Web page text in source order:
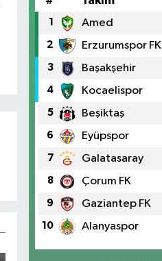
1 Amed
2 Erzurumspor FK
3 Başakşehir
4 Kocaelispor
5 Beşiktaş
6 Eyüpspor
7 Galatasaray
8 Çorum FK
9 Gaziantep FK
10 Alanyaspor